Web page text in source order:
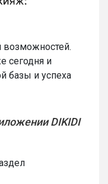
возможностей.
сегодня и
базы и успеха
DIKIDI